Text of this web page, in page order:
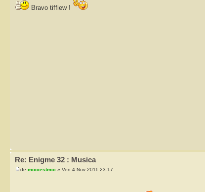
Bravo tiffiew !
Re: Enigme 32 : Musica
de moicestmoi » Ven 4 Nov 2011 23:17